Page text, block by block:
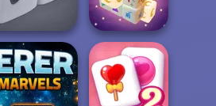
3D
Fruit Mahjong
Mystic Mahjong